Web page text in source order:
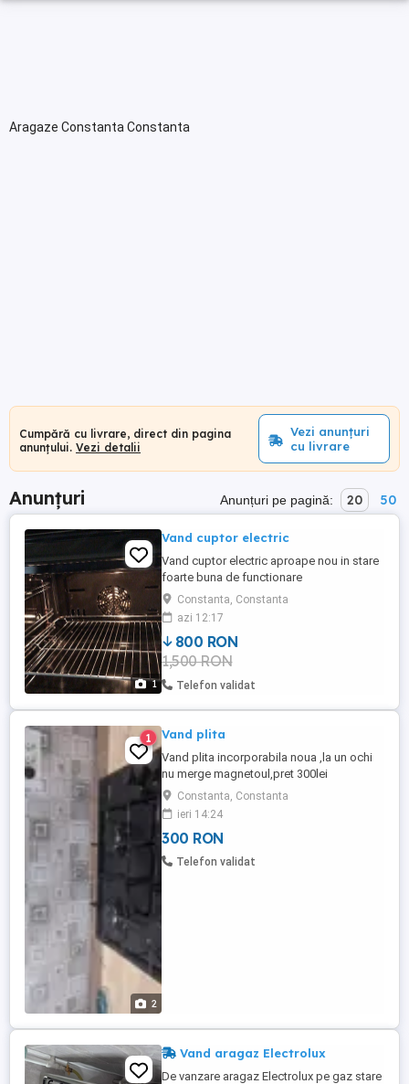
Aragaze Constanta Constanta
Cumpără cu livrare, direct din pagina
anunțului. Vezi detalii
Vezi anunțuri
cu livrare
Anunțuri Anunțuri pe pagină: 20 50
1
Vand cuptor electric
Vand cuptor electric aproape nou in stare
foarte buna de functionare
Constanta, Constanta
azi 12:17
800 RON
1,500 RON
Telefon validat
2
1 Vand plita
Vand plita incorporabila noua ,la un ochi
nu merge magnetoul,pret 300lei
Constanta, Constanta
ieri 14:24
300 RON
Telefon validat
Vand aragaz Electrolux
De vanzare aragaz Electrolux pe gaz stare